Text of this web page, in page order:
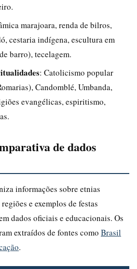
marajoara, renda de bilros,
cestaria indígena, escultura em
barro), tecelagem.
: Catolicismo popular
Candomblé, Umbanda,
evangélicas, espiritismo,
de dados
informações sobre etnias
e exemplos de festas
dados oficiais e educacionais. Os
extraídos de fontes como Brasil
.